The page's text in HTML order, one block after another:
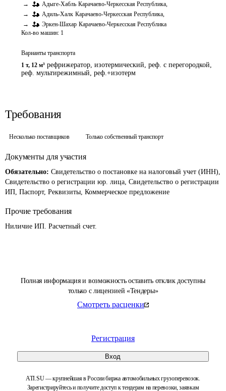
Полная информация и возможность оставить отклик доступны
только с лицензией «Тендеры»
Смотреть расценки
Регистрация
Вход
ATI.SU — крупнейшая в России биржа автомобильных грузоперевозок.
Зарегистрируйтесь и получите доступ к тендерам на перевозки, заявкам
→
Адыге-Хабль Карачаево-Черкесская Республика,
→
Адиль-Халк Карачаево-Черкесская Республика,
→
Эркен-Шахар Карачаево-Черкесская Республика
Кол-во машин: 1
Варианты транспорта
1 т, 12 м³ рефрижератор, изотермический, реф. с перегородкой,
реф. мультирежимный, реф.+изотерм
Требования
Несколько поставщиков Только собственный транспорт
Документы для участия
Обязательно: Свидетельство о постановке на налоговый учет (ИНН),
Свидетельство о регистрации юр. лица, Свидетельство о регистрации
ИП, Паспорт, Реквизиты, Коммерческое предложение
Прочие требования
Ниличие ИП. Расчетный счет.